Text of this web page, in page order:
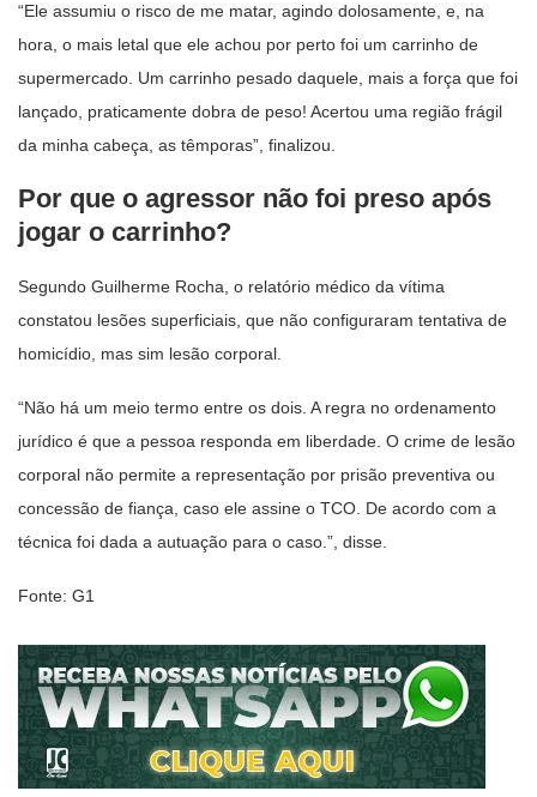
“Ele assumiu o risco de me matar, agindo dolosamente, e, na
hora, o mais letal que ele achou por perto foi um carrinho de
supermercado. Um carrinho pesado daquele, mais a força que foi
lançado, praticamente dobra de peso! Acertou uma região frágil
da minha cabeça, as têmporas”, finalizou.
Por que o agressor não foi preso após
jogar o carrinho?
Segundo Guilherme Rocha, o relatório médico da vítima
constatou lesões superficiais, que não configuraram tentativa de
homicídio, mas sim lesão corporal.
“Não há um meio termo entre os dois. A regra no ordenamento
jurídico é que a pessoa responda em liberdade. O crime de lesão
corporal não permite a representação por prisão preventiva ou
concessão de fiança, caso ele assine o TCO. De acordo com a
técnica foi dada a autuação para o caso.”, disse.
Fonte: G1